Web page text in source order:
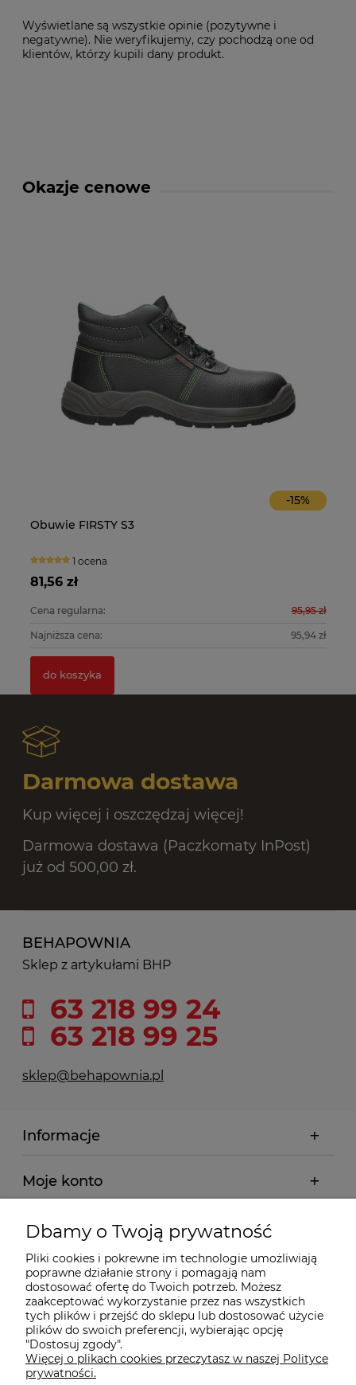
Wyświetlane są wszystkie opinie (pozytywne i
negatywne). Nie weryfikujemy, czy pochodzą one od
klientów, którzy kupili dany produkt.
Okazje cenowe
-15%
Obuwie FIRSTY S3
1 ocena
81,56 zł
Cena regularna: 95,95 zł
Najniższa cena: 95,94 zł
do koszyka
Darmowa dostawa
Kup więcej i oszczędzaj więcej!
Darmowa dostawa (Paczkomaty InPost)
już od 500,00 zł.
BEHAPOWNIA
Sklep z artykułami BHP
63 218 99 24
63 218 99 25
sklep@behapownia.pl
Informacje
Moje konto
Płatności i dostawa
Wybrane Kategorie
Wybrane Marki
Wiedza o BHP
Dbamy o Twoją prywatność
Pliki cookies i pokrewne im technologie umożliwiają
poprawne działanie strony i pomagają nam
dostosować ofertę do Twoich potrzeb. Możesz
zaakceptować wykorzystanie przez nas wszystkich
tych plików i przejść do sklepu lub dostosować użycie
plików do swoich preferencji, wybierając opcję
"Dostosuj zgody".
Więcej o plikach cookies przeczytasz w naszej Polityce
prywatności.